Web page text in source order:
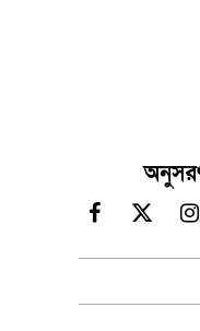
Facebook
X